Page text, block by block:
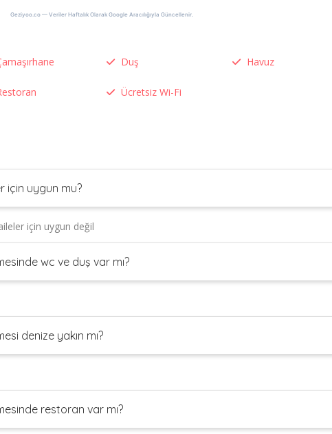
Geziyoo.co — Veriler Haftalık Olarak Google Aracılığıyla Güncellenir.
Duş Havuz
Ücretsiz Wi-Fi
için uygun mu?
için uygun değil
wc ve duş var mı?
denize yakın mı?
restoran var mı?